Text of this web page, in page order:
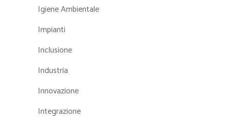
Igiene Ambientale
Impianti
Inclusione
Industria
Innovazione
Integrazione